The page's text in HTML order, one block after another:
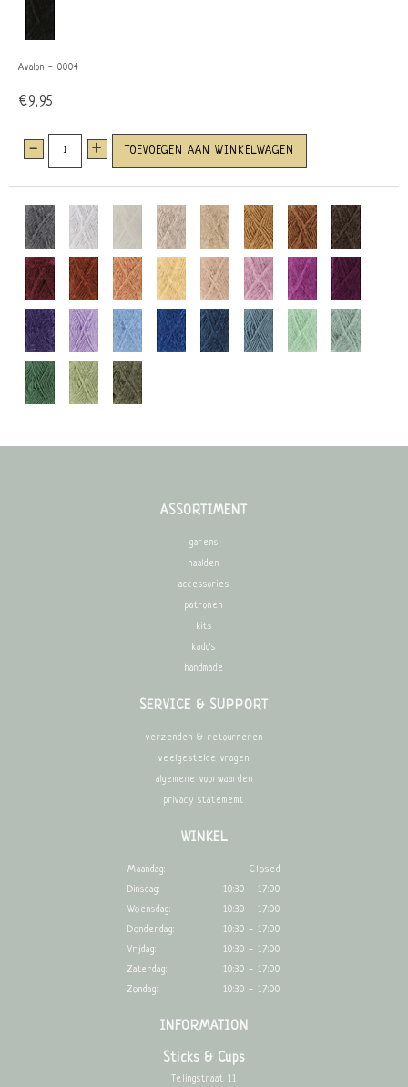
Avalon - 0004
€9,95
- + TOEVOEGEN AAN WINKELWAGEN
ASSORTIMENT
garens
naalden
accessories
patronen
kits
kado's
handmade
SERVICE & SUPPORT
verzenden & retourneren
veelgestelde vragen
algemene voorwaarden
privacy statememt
WINKEL
Maandag:
Closed
Dinsdag:
10:30 - 17:00
Woensdag:
10:30 - 17:00
Donderdag:
10:30 - 17:00
Vrijdag:
10:30 - 17:00
Zaterdag:
10:30 - 17:00
Zondag:
10:30 - 17:00
INFORMATION
Sticks & Cups
Telingstraat 11